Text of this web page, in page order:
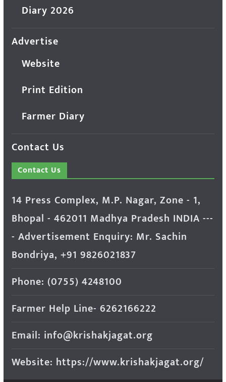
Diary 2026
Advertise
Website
Print Edition
Farmer Diary
Contact Us
Contact Us
14 Press Complex, M.P. Nagar, Zone - 1,
Bhopal - 462011 Madhya Pradesh INDIA ---
- Advertisement Enquiry: Mr. Sachin
Bondriya, +91 9826021837
Phone: (0755) 4248100
Farmer Help Line- 6262166222
Email: info@krishakjagat.org
Website: https://www.krishakjagat.org/